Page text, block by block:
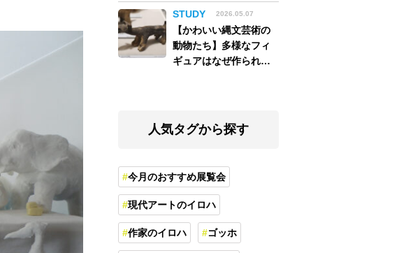
STUDY
2026.05.07
【かわいい縄文芸術の
動物たち】多様なフィ
ギュアはなぜ作られ
人気タグから探す
今月のおすすめ展覧会
現代アートのイロハ
作家のイロハ ゴッホ